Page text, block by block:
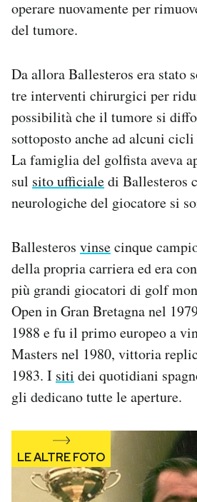
Newsletter
Notifiche mobile
Hai bisogno di aiuto?
Esci
operare nuovamente per
del tumore.
Da allora Ballesteros era stato
tre interventi chirurgici per
possibilità che il tumore si
sottoposto anche ad alcuni
La famiglia del golfista aveva
sul sito ufficialedi Ballesteros
neurologiche del giocatore si
Ballesteros vinsecinque
della propria carriera ed era
più grandi giocatori di golf
Open in Gran Bretagna nel
1988 e fu il primo europeo a
Masters nel 1980, vittoria
1983. I siti dei quotidiani
gli dedicano tutte le aperture.